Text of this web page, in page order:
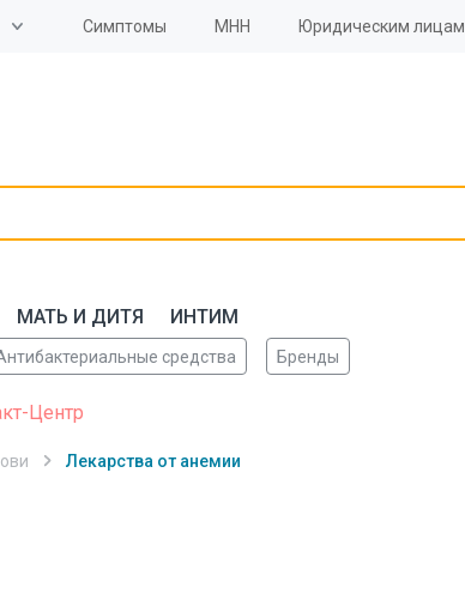
Симптомы МНН Юридическим лицам
МАТЬ И ДИТЯ ИНТИМ
средства Бренды
Центр
Лекарства от анемии